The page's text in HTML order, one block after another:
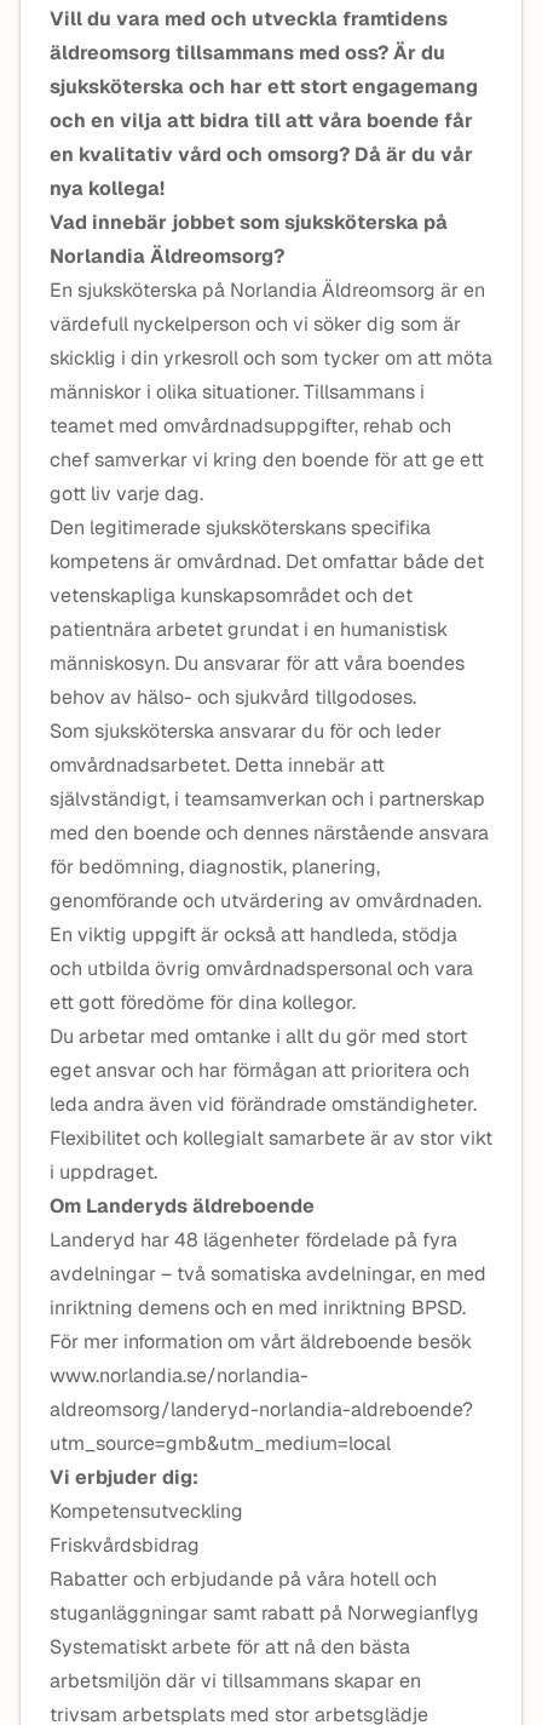
Vill du vara med och utveckla framtidens
äldreomsorg tillsammans med oss? Är du
sjuksköterska och har ett stort engagemang
och en vilja att bidra till att våra boende får
en kvalitativ vård och omsorg? Då är du vår
nya kollega!
Vad innebär jobbet som sjuksköterska på
Norlandia Äldreomsorg?
En sjuksköterska på Norlandia Äldreomsorg är en
värdefull nyckelperson och vi söker dig som är
skicklig i din yrkesroll och som tycker om att möta
människor i olika situationer. Tillsammans i
teamet med omvårdnadsuppgifter, rehab och
chef samverkar vi kring den boende för att ge ett
gott liv varje dag.
Den legitimerade sjuksköterskans specifika
kompetens är omvårdnad. Det omfattar både det
vetenskapliga kunskapsområdet och det
patientnära arbetet grundat i en humanistisk
människosyn. Du ansvarar för att våra boendes
behov av hälso- och sjukvård tillgodoses.
Som sjuksköterska ansvarar du för och leder
omvårdnadsarbetet. Detta innebär att
självständigt, i teamsamverkan och i partnerskap
med den boende och dennes närstående ansvara
för bedömning, diagnostik, planering,
genomförande och utvärdering av omvårdnaden.
En viktig uppgift är också att handleda, stödja
och utbilda övrig omvårdnadspersonal och vara
ett gott föredöme för dina kollegor.
Du arbetar med omtanke i allt du gör med stort
eget ansvar och har förmågan att prioritera och
leda andra även vid förändrade omständigheter.
Flexibilitet och kollegialt samarbete är av stor vikt
i uppdraget.
Om Landeryds äldreboende
Landeryd har 48 lägenheter fördelade på fyra
avdelningar – två somatiska avdelningar, en med
inriktning demens och en med inriktning BPSD.
För mer information om vårt äldreboende besök
www.norlandia.se/norlandia-
aldreomsorg/landeryd-norlandia-aldreboende?
utm_source=gmb&utm_medium=local
Vi erbjuder dig:
Kompetensutveckling
Friskvårdsbidrag
Rabatter och erbjudande på våra hotell och
stuganläggningar samt rabatt på Norwegianflyg
Systematiskt arbete för att nå den bästa
arbetsmiljön där vi tillsammans skapar en
trivsam arbetsplats med stor arbetsglädje